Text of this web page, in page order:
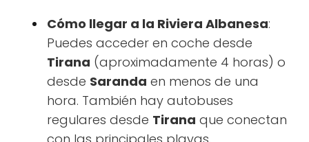
Cómo llegar a la Riviera Albanesa:
Puedes acceder en coche desde
Tirana (aproximadamente 4 horas) o
desde Saranda en menos de una
hora. También hay autobuses
regulares desde Tirana que conectan